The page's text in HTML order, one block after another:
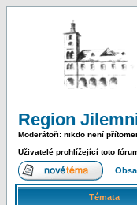
Region
Moderátoři: nikdo není
Uživatelé prohlížející toto
Témata